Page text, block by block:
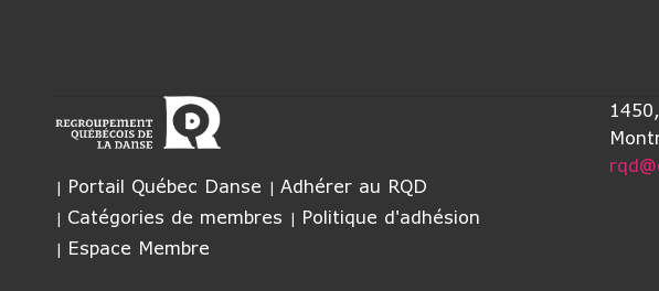
Portail Québec Danse
Adhérer au RQD
Catégories de membres
Politique d'adhésion
Espace Membre